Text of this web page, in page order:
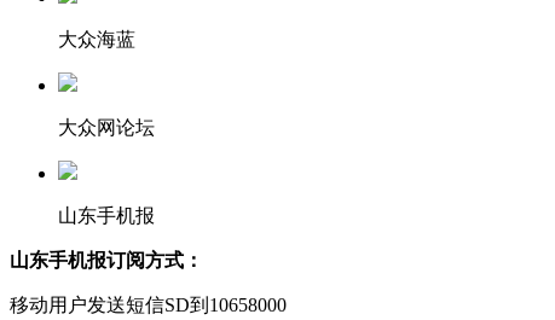
大众海蓝
大众网论坛
山东手机报
山东手机报订阅方式：
移动用户发送短信SD到10658000